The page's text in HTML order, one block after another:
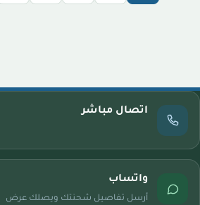
اتصال مباشر
واتساب
أرسل تفاصيل شحنتك ويصلك عرض